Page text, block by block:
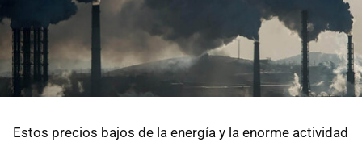
Estos precios bajos de la energía y la enorme actividad